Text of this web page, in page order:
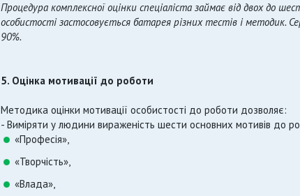
Процедура комплексної оцінки спеціаліста займає від двох до
особистості застосовується батарея різних тестів і методик.
90%.
5. Оцінка мотивації до роботи
Методика оцінки мотивації особистості до роботи дозволяє:
- Виміряти у людини вираженість шести основних мотивів до
«Професія»,
«Творчість»,
«Влада»,